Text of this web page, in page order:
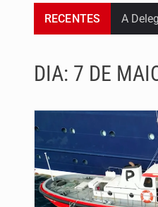
RECENTES A
A
A
DIA: 7 DE